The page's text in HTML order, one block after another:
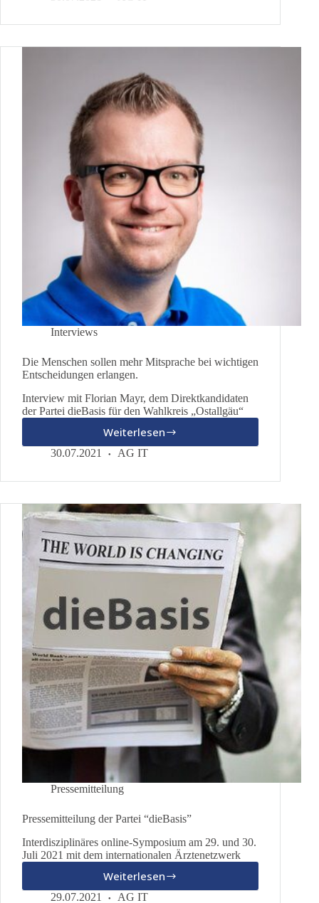
“dieBasis”
Interviews
Die Menschen sollen mehr Mitsprache bei wichtigen
Entscheidungen erlangen.
Interview mit Florian Mayr, dem Direktkandidaten
der Partei dieBasis für den Wahlkreis „Ostallgäu“
Weiterlesen
Die
Menschen
mehr
bei
wichtigen
Entscheidungen
erlangen.
30.07.2021 AG IT
Pressemitteilung
Pressemitteilung der Partei “dieBasis”
Interdisziplinäres online-Symposium am 29. und 30.
Juli 2021 mit dem internationalen Ärztenetzwerk
WeiterlesenPressemitteilung
der
29.07.2021 AG IT